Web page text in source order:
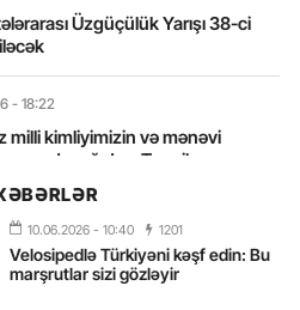
Üzgüçülük Yarışı 38-ci
- 18:22
milli kimliyimizin və mənəvi
dayağıdır – Tənzilə
- 16:58
yalnız böyük liderlər dəyişir
10.06.2026 - 10:40 1201
Velosipedlə Türkiyəni kəşf edin: Bu
marşrutlar sizi gözləyir